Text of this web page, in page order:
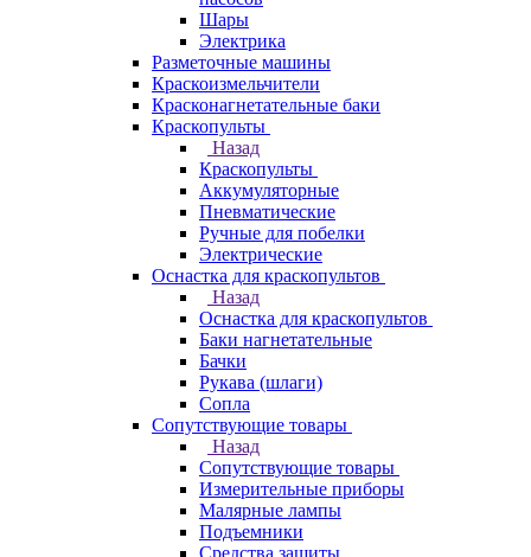
Шары
Электрика
Разметочные машины
Краскоизмельчители
Красконагнетательные баки
Краскопульты
Назад
Краскопульты
Аккумуляторные
Пневматические
Ручные для побелки
Электрические
Оснастка для краскопультов
Назад
Оснастка для краскопультов
Баки нагнетательные
Бачки
Рукава (шлаги)
Сопла
Сопутствующие товары
Назад
Сопутствующие товары
Измерительные приборы
Малярные лампы
Подъемники
Средства защиты